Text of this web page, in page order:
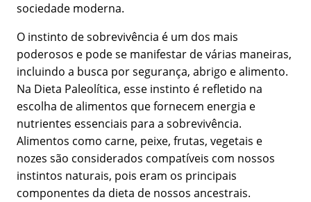
sociedade moderna.
O instinto de sobrevivência é um dos mais
poderosos e pode se manifestar de várias maneiras,
incluindo a busca por segurança, abrigo e alimento.
Na Dieta Paleolítica, esse instinto é refletido na
escolha de alimentos que fornecem energia e
nutrientes essenciais para a sobrevivência.
Alimentos como carne, peixe, frutas, vegetais e
nozes são considerados compatíveis com nossos
instintos naturais, pois eram os principais
componentes da dieta de nossos ancestrais.